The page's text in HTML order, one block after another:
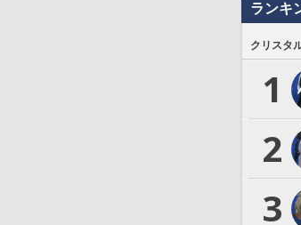
ランキ
クリスタ
1
2
3